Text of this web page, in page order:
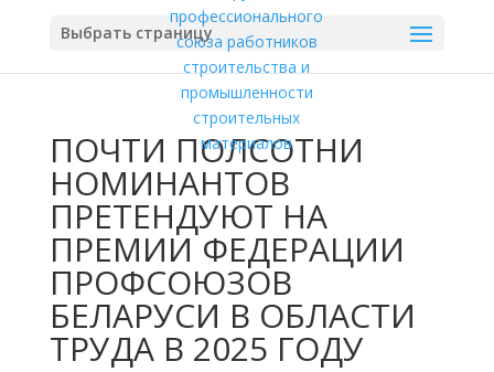
Выбрать страницу
ПОЧТИ ПОЛСОТНИ
НОМИНАНТОВ
ПРЕТЕНДУЮТ НА
ПРЕМИИ ФЕДЕРАЦИИ
ПРОФСОЮЗОВ
БЕЛАРУСИ В ОБЛАСТИ
ТРУДА В 2025 ГОДУ